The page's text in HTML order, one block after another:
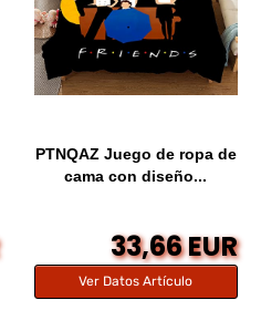
PTNQAZ Juego de ropa de
cama con diseño...
33,66 EUR
Ver Datos Artículo